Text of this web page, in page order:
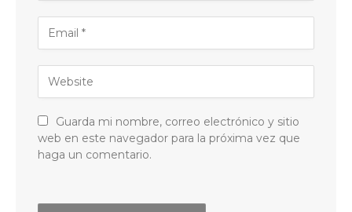
Guarda mi nombre, correo electrónico y sitio
web en este navegador para la próxima vez que
haga un comentario.